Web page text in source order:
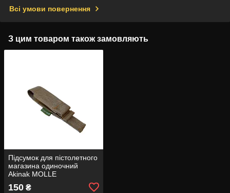
Всі умови повернення
З цим товаром також замовляють
Підсумок для пістолетного
магазина одиночний
Akinak MOLLE
150 ₴